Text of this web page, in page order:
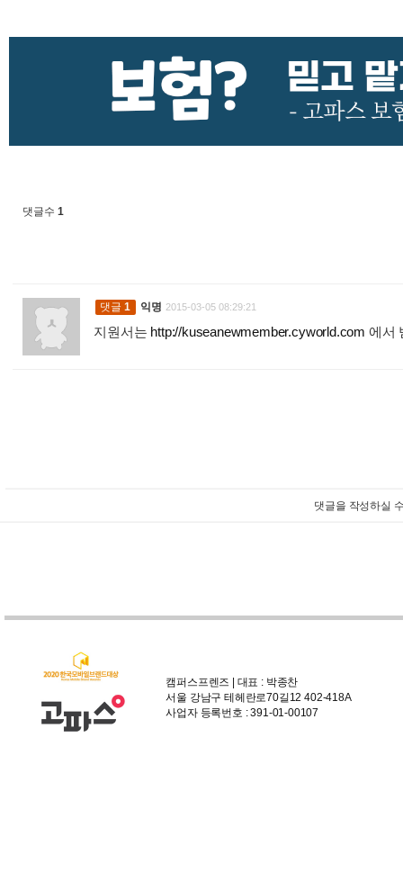
댓글수 1
댓글 1 익명 2015-03-05 08:29:21
지원서는 http://kuseanewmember.cyworld.com 에서
댓글을 작성하실
캠퍼스프렌즈 | 대표 : 박종찬
서울 강남구 테헤란로70길12 402-418A
사업자 등록번호 : 391-01-00107